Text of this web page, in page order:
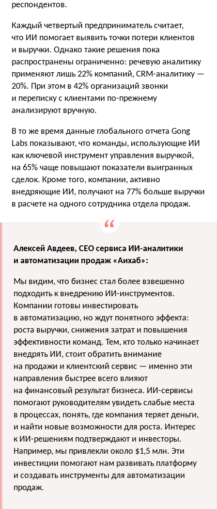
респондентов.
Каждый четвертый предприниматель считает,
что ИИ помогает выявить точки потери клиентов
и выручки. Однако такие решения пока
распространены ограниченно: речевую аналитику
применяют лишь 22% компаний, CRM-аналитику —
20%. При этом в 42% организаций звонки
и переписку с клиентами по-прежнему
анализируют вручную.
В то же время данные глобального отчета Gong
Labs показывают, что команды, использующие ИИ
как ключевой инструмент управления выручкой,
на 65% чаще повышают показатели выигранных
сделок. Кроме того, компании, активно
внедряющие ИИ, получают на 77% больше выручки
в расчете на одного сотрудника отдела продаж.
Алексей Авдеев, СЕО сервиса ИИ-аналитики
и автоматизации продаж «Аихаб»:
Мы видим, что бизнес стал более взвешенно
подходить к внедрению ИИ-инструментов.
Компании готовы инвестировать
в автоматизацию, но ждут понятного эффекта:
роста выручки, снижения затрат и повышения
эффективности команд. Тем, кто только начинает
внедрять ИИ, стоит обратить внимание
на продажи и клиентский сервис — именно эти
направления быстрее всего влияют
на финансовый результат бизнеса. ИИ-сервисы
помогают руководителям увидеть слабые места
в процессах, понять, где компания теряет деньги,
и найти новые возможности для роста. Интерес
к ИИ-решениям подтверждают и инвесторы.
Например, мы привлекли около $1,5 млн. Эти
инвестиции помогают нам развивать платформу
и создавать инструменты для автоматизации
продаж.